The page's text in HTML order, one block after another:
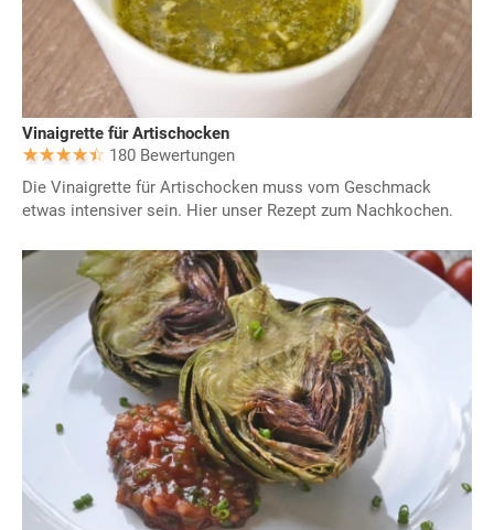
Vinaigrette für Artischocken
180 Bewertungen
Die Vinaigrette für Artischocken muss vom Geschmack
etwas intensiver sein. Hier unser Rezept zum Nachkochen.